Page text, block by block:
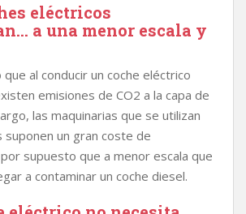
eléctricos
a una menor escala y
al conducir un coche eléctrico
emisiones de CO2 a la capa de
las maquinarias que se utilizan
suponen un gran coste de
supuesto que a menor escala que
a contaminar un coche diesel.